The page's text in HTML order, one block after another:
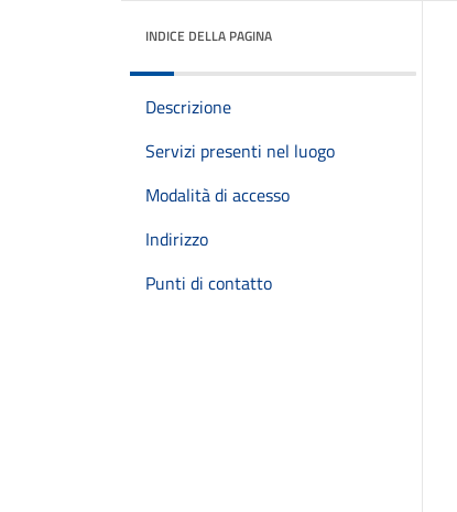
INDICE DELLA PAGINA
Descrizione
Servizi presenti nel luogo
Modalità di accesso
Indirizzo
Punti di contatto